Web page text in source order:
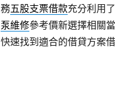
務五股支票借款充分利用
泵維修參考價新選擇相關
快速找到適合的借貸方案